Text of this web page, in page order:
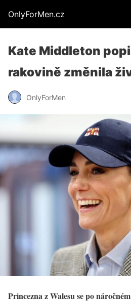
OnlyForMen.cz
Kate Middleton
rakovině změnila
OnlyForMen
Princezna z Walesu se po